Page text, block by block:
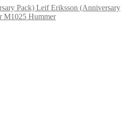
Leif Eriksson (Anniversary
M1025 Hummer